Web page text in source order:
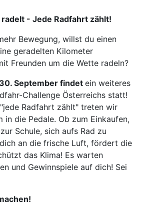
- Jede Radfahrt zählt!
Bewegung, willst du einen
geradelten Kilometer
Freunden um die Wette radeln?
September findet ein weiteres
Challenge Österreichs statt!
Radfahrt zählt" treten wir
in die Pedale. Ob zum Einkaufen,
Schule, sich aufs Rad zu
an die frische Luft, fördert die
das Klima! Es warten
und Gewinnspiele auf dich! Sei